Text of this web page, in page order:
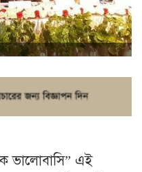
ভালোবাসি” এই